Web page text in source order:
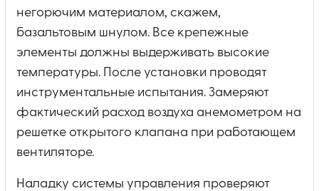
негорючим материалом, скажем,
базальтовым шнулом. Все крепежные
элементы должны выдерживать высокие
температуры. После установки проводят
инструментальные испытания. Замеряют
фактический расход воздуха анемометром на
решетке открытого клапана при работающем
вентиляторе.
Наладку системы управления проверяют